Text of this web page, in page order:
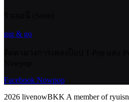
gig & go
Facebook Nowpop
2026 livenowBKK A member of